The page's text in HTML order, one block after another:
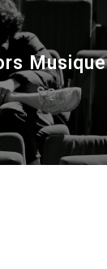
Musique